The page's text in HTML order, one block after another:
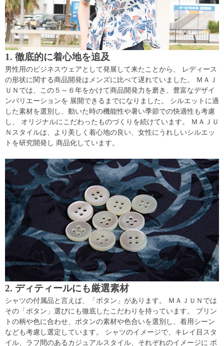
1. 徹底的に着心地を追及
男性用のビジネスウェアとして発展して来たことから、 レディース
の形状に関する商品開発はメンズに比べて遅れていました。 ＭＡＪ
ＵＮでは、この５～６年をかけて商品開発力を磨き、豊富なデザイ
ンバリエーションを 展開できるまでになりました。 シルエットに適
した素材を選別し、動いた時の機能性や暑い季節での快適性も考慮
し、 オリジナルにこだわったものづくりを続けています。 ＭＡＪＵ
Ｎスタイルは、より美しく着心地の良い、女性にうれしいシルエッ
トを研究開発し 商品化しています。
2. ディティールにも厳選素材
シャツの付属品と言えば、「ボタン」があります。 ＭＡＪＵＮでは
その「ボタン」選びにも徹底したこだわりを持っています。 プリン
トの柄や色に合わせ、ボタンの素材や色合いを選別し、着用シーン
なども考慮し選定しています。 シャツのイメージで、キレイ目スタ
イル、ラフ間のあるカジュアルスタイル、それぞれのイメージに ボ